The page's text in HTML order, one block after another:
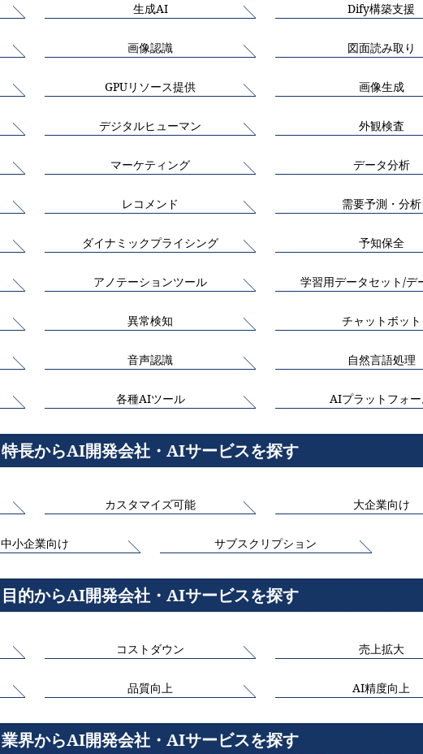
生成AI Dify構築支援
画像認識 図面読み取り
GPUリソース提供 画像生成
デジタルヒューマン 外観検査
マーケティング データ分析
レコメンド 需要予測・分析
ダイナミックプライシング 予知保全
アノテーションツール 学習用データセット/デ
異常検知 チャットボット
音声認識 自然言語処理
各種AIツール AIプラットフォ
特長からAI開発会社・AIサービスを探す
カスタマイズ可能 大企業向け
中小企業向け サブスクリプション
目的からAI開発会社・AIサービスを探す
コストダウン 売上拡大
品質向上 AI精度向上
業界からAI開発会社・AIサービスを探す